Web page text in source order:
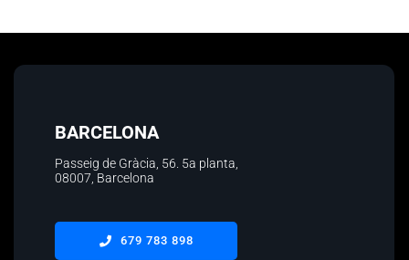
BARCELONA
Passeig de Gràcia, 56. 5a planta
08007, Barcelona
679 783 898